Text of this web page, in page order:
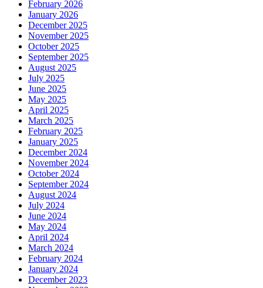
February 2026
January 2026
December 2025
November 2025
October 2025
September 2025
August 2025
July 2025
June 2025
May 2025
April 2025
March 2025
February 2025
January 2025
December 2024
November 2024
October 2024
September 2024
August 2024
July 2024
June 2024
May 2024
April 2024
March 2024
February 2024
January 2024
December 2023